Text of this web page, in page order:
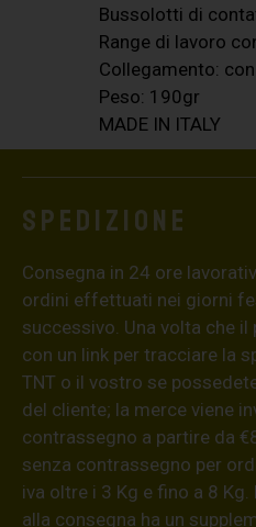
Bussolotti di
Range di lavoro
Collegamento:
Peso: 190gr
MADE IN ITALY
Spedizione
Consegna in 24 ore
ordini effettuati nei giorni
successivo. Una volta che
con un link per tracciare la
TNT o il vostro se
del cliente; la merce viene
contrassegno a partire da
senza contrassegno per
iva oltre i 3 Kg e fino a 8
alla consegna ha un